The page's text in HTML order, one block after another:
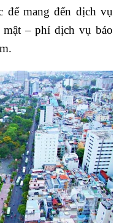
mang đến dịch vụ
– phí dịch vụ báo